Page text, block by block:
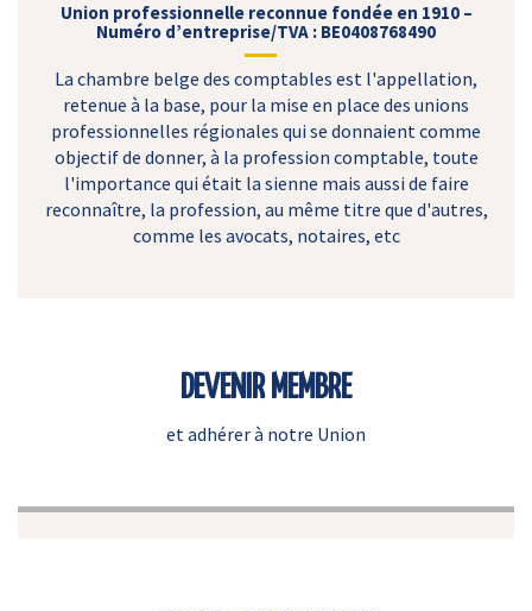
Union professionnelle reconnue fondée en 1910 –
Numéro d’entreprise/TVA : BE0408768490
La chambre belge des comptables est l'appellation,
retenue à la base, pour la mise en place des unions
professionnelles régionales qui se donnaient comme
objectif de donner, à la profession comptable, toute
l'importance qui était la sienne mais aussi de faire
reconnaître, la profession, au même titre que d'autres,
comme les avocats, notaires, etc
DEVENIR MEMBRE
et adhérer à notre Union